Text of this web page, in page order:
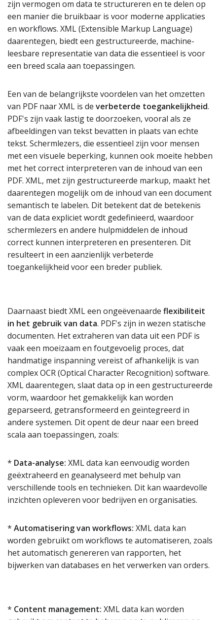
zijn vermogen om data te structureren en te delen op
een manier die bruikbaar is voor moderne applicaties
en workflows. XML (Extensible Markup Language)
daarentegen, biedt een gestructureerde, machine-
leesbare representatie van data die essentieel is voor
een breed scala aan toepassingen.
Een van de belangrijkste voordelen van het omzetten
van PDF naar XML is de verbeterde toegankelijkheid.
PDF's zijn vaak lastig te doorzoeken, vooral als ze
afbeeldingen van tekst bevatten in plaats van echte
tekst. Schermlezers, die essentieel zijn voor mensen
met een visuele beperking, kunnen ook moeite hebben
met het correct interpreteren van de inhoud van een
PDF. XML, met zijn gestructureerde markup, maakt het
daarentegen mogelijk om de inhoud van een document
semantisch te labelen. Dit betekent dat de betekenis
van de data expliciet wordt gedefinieerd, waardoor
schermlezers en andere hulpmiddelen de inhoud
correct kunnen interpreteren en presenteren. Dit
resulteert in een aanzienlijk verbeterde
toegankelijkheid voor een breder publiek.
Daarnaast biedt XML een ongeëvenaarde flexibiliteit
in het gebruik van data. PDF's zijn in wezen statische
documenten. Het extraheren van data uit een PDF is
vaak een moeizaam en foutgevoelig proces, dat
handmatige inspanning vereist of afhankelijk is van
complex OCR (Optical Character Recognition) software.
XML daarentegen, slaat data op in een gestructureerde
vorm, waardoor het gemakkelijk kan worden
geparseerd, getransformeerd en geïntegreerd in
andere systemen. Dit opent de deur naar een breed
scala aan toepassingen, zoals:
* Data-analyse: XML data kan eenvoudig worden
geëxtraheerd en geanalyseerd met behulp van
verschillende tools en technieken. Dit kan waardevolle
inzichten opleveren voor bedrijven en organisaties.
* Automatisering van workflows: XML data kan
worden gebruikt om workflows te automatiseren, zoals
het automatisch genereren van rapporten, het
bijwerken van databases en het verwerken van orders.
* Content management: XML data kan worden